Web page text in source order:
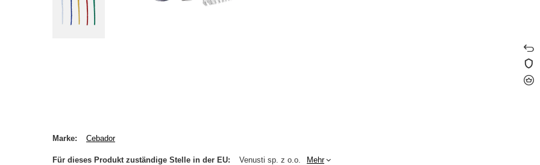
Marke Cebador
Für dieses Produkt zuständige Stelle in der EU Venusti sp. z o.o. Mehr